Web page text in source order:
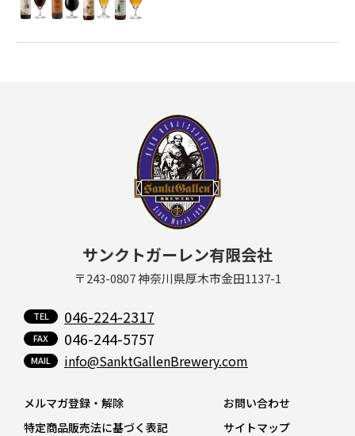
サンクトガーレン有限会社
〒243-0807 神奈川県厚木市金田1137-1
046-224-2317
046-244-5757
info@SanktGallenBrewery.com
メルマガ登録・解除
お問い合わせ
特定商品販売法に基づく表記
サイトマップ